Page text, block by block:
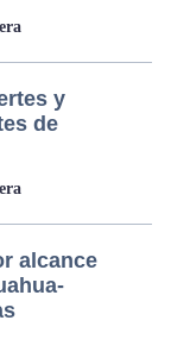
y
de
alcance